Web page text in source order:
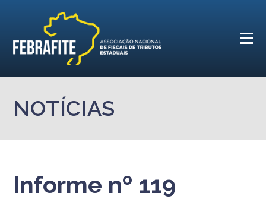
NOTÍCIAS
Informe nº 119